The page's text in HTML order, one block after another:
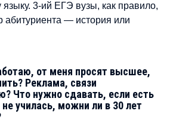
языку. 3-ий ЕГЭ вузы, как правило,
абитуриента — история или
от меня просят высшее,
Реклама, связи
Что нужно сдавать, если есть
училась, можни ли в 30 лет